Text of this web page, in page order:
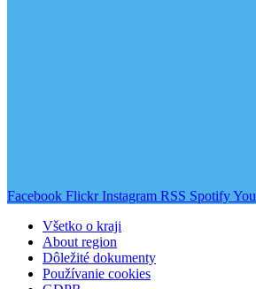
Facebook Flickr Instagram RSS Spotify
Všetko o kraji
About region
Dôležité dokumenty
Používanie cookies